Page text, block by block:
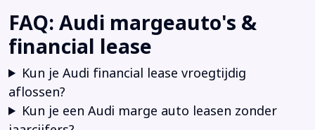
FAQ: Audi margeauto's &
financial lease
Kun je Audi financial lease vroegtijdig
aflossen?
Kun je een Audi marge auto leasen zonder